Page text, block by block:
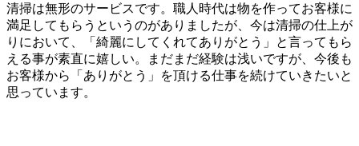
清掃は無形のサービスです。職人時代は物を作ってお客様に
満足してもらうというのがありましたが、今は清掃の仕上が
りにおいて、「綺麗にしてくれてありがとう」と言ってもら
える事が素直に嬉しい。まだまだ経験は浅いですが、今後も
お客様から「ありがとう」を頂ける仕事を続けていきたいと
思っています。